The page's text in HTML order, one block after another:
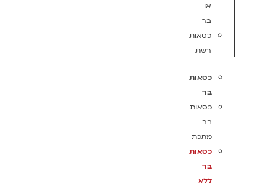
או
בר
כסאות
רשת
כסאות
בר
כסאות
בר
מתכת
כסאות
בר
ללא